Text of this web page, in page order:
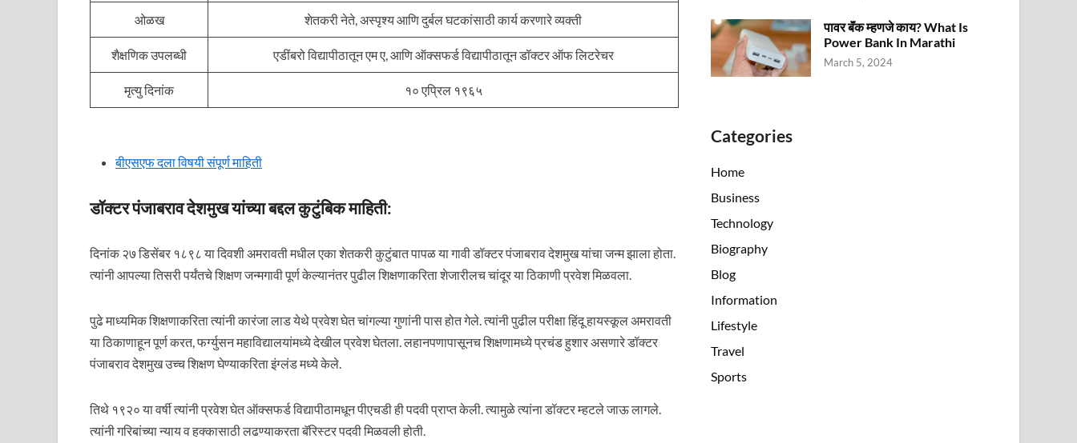
ओळख शेतकरी नेते, अस्पृश्य आणि दुर्बल घटकांसाठी कार्य करणारे व्यक्ती
शैक्षणिक उपलब्धी एडींबरो विद्यापीठातून एम ए, आणि ऑक्सफर्ड विद्यापीठातून डॉक्टर ऑफ लिटरेचर
मृत्यु दिनांक १० एप्रिल १९६५
बीएसएफ दला विषयी संपूर्ण माहिती
डॉक्टर पंजाबराव देशमुख यांच्या बद्दल कुटुंबिक माहिती:
दिनांक २७ डिसेंबर १८९८ या दिवशी अमरावती मधील एका शेतकरी कुटुंबात पापळ या गावी डॉक्टर पंजाबराव देशमुख यांचा जन्म झाला होता.
त्यांनी आपल्या तिसरी पर्यंतचे शिक्षण जन्मगावी पूर्ण केल्यानंतर पुढील शिक्षणाकरिता शेजारीलच चांदूर या ठिकाणी प्रवेश मिळवला.
पुढे माध्यमिक शिक्षणाकरिता त्यांनी कारंजा लाड येथे प्रवेश घेत चांगल्या गुणांनी पास होत गेले. त्यांनी पुढील परीक्षा हिंदू हायस्कूल अमरावती
या ठिकाणाहून पूर्ण करत, फर्ग्युसन महाविद्यालयांमध्ये देखील प्रवेश घेतला. लहानपणापासूनच शिक्षणामध्ये प्रचंड हुशार असणारे डॉक्टर
पंजाबराव देशमुख उच्च शिक्षण घेण्याकरिता इंग्लंड मध्ये केले.
तिथे १९२० या वर्षी त्यांनी प्रवेश घेत ऑक्सफर्ड विद्यापीठामधून पीएचडी ही पदवी प्राप्त केली. त्यामुळे त्यांना डॉक्टर म्हटले जाऊ लागले.
त्यांनी गरिबांच्या न्याय व हक्कासाठी लढण्याकरता बॅरिस्टर पदवी मिळवली होती.
पावर बॅंक म्हणजे काय? What Is
Power Bank In Marathi
March 5, 2024
Categories
Home
Business
Technology
Biography
Blog
Information
Lifestyle
Travel
Sports